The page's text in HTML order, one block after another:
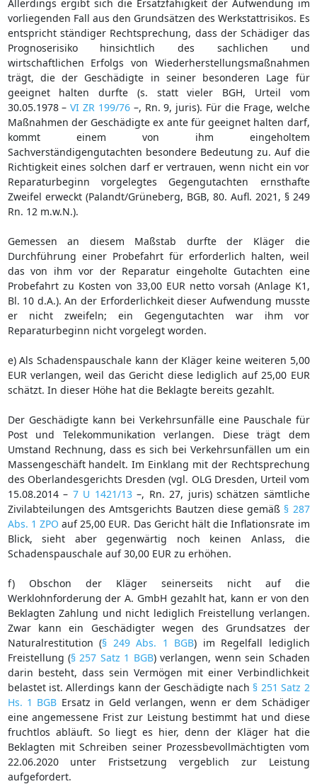
Allerdings ergibt sich die Ersatzfähigkeit der Aufwendung im
vorliegenden Fall aus den Grundsätzen des Werkstattrisikos. Es
entspricht ständiger Rechtsprechung, dass der Schädiger das
Prognoserisiko hinsichtlich des sachlichen und
wirtschaftlichen Erfolgs von Wiederherstellungsmaßnahmen
trägt, die der Geschädigte in seiner besonderen Lage für
geeignet halten durfte (s. statt vieler BGH, Urteil vom
30.05.1978 –VI ZR 199/76–, Rn. 9, juris). Für die Frage, welche
Maßnahmen der Geschädigte ex ante für geeignet halten darf,
kommt einem von ihm eingeholtem
Sachverständigengutachten besondere Bedeutung zu. Auf die
Richtigkeit eines solchen darf er vertrauen, wenn nicht ein vor
Reparaturbeginn vorgelegtes Gegengutachten ernsthafte
Zweifel erweckt (Palandt/Grüneberg, BGB, 80. Aufl. 2021, § 249
Rn. 12 m.w.N.).
Gemessen an diesem Maßstab durfte der Kläger die
Durchführung einer Probefahrt für erforderlich halten, weil
das von ihm vor der Reparatur eingeholte Gutachten eine
Probefahrt zu Kosten von 33,00 EUR netto vorsah (Anlage K1,
Bl. 10 d.A.). An der Erforderlichkeit dieser Aufwendung musste
er nicht zweifeln; ein Gegengutachten war ihm vor
Reparaturbeginn nicht vorgelegt worden.
e) Als Schadenspauschale kann der Kläger keine weiteren 5,00
EUR verlangen, weil das Gericht diese lediglich auf 25,00 EUR
schätzt. In dieser Höhe hat die Beklagte bereits gezahlt.
Der Geschädigte kann bei Verkehrsunfälle eine Pauschale für
Post und Telekommunikation verlangen. Diese trägt dem
Umstand Rechnung, dass es sich bei Verkehrsunfällen um ein
Massengeschäft handelt. Im Einklang mit der Rechtsprechung
des Oberlandesgerichts Dresden (vgl. OLG Dresden, Urteil vom
15.08.2014 – 7 U 1421/13–, Rn. 27, juris) schätzen sämtliche
Zivilabteilungen des Amtsgerichts Bautzen diese gemäß § 287
Abs. 1 ZPO auf 25,00 EUR. Das Gericht hält die Inflationsrate im
Blick, sieht aber gegenwärtig noch keinen Anlass, die
Schadenspauschale auf 30,00 EUR zu erhöhen.
f) Obschon der Kläger seinerseits nicht auf die
Werklohnforderung der A. GmbH gezahlt hat, kann er von den
Beklagten Zahlung und nicht lediglich Freistellung verlangen.
Zwar kann ein Geschädigter wegen des Grundsatzes der
Naturalrestitution (§ 249 Abs. 1 BGB) im Regelfall lediglich
Freistellung (§ 257 Satz 1 BGB) verlangen, wenn sein Schaden
darin besteht, dass sein Vermögen mit einer Verbindlichkeit
belastet ist. Allerdings kann der Geschädigte nach § 251 Satz 2
Hs. 1 BGB Ersatz in Geld verlangen, wenn er dem Schädiger
eine angemessene Frist zur Leistung bestimmt hat und diese
fruchtlos abläuft. So liegt es hier, denn der Kläger hat die
Beklagten mit Schreiben seiner Prozessbevollmächtigten vom
22.06.2020 unter Fristsetzung vergeblich zur Leistung
aufgefordert.